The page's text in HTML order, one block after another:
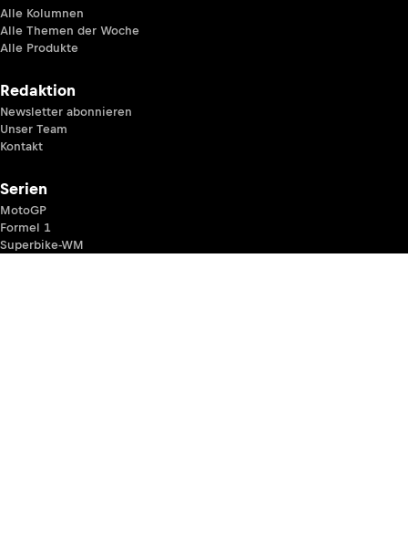
Alle Kolumnen
Alle Themen der Woche
Alle Produkte
Redaktion
Newsletter abonnieren
Unser Team
Kontakt
Serien
MotoGP
Formel 1
Superbike-WM